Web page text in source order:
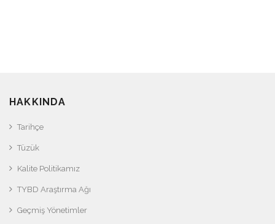
HAKKINDA
Tarihçe
Tüzük
Kalite Politikamız
TYBD Araştırma Ağı
Geçmiş Yönetimler